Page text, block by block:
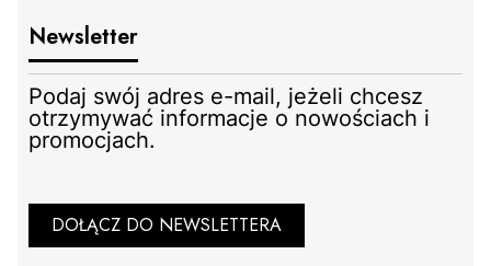
Newsletter
Podaj swój adres e-mail, jeżeli chcesz
otrzymywać informacje o nowościach i
promocjach.
DOŁĄCZ DO NEWSLETTERA